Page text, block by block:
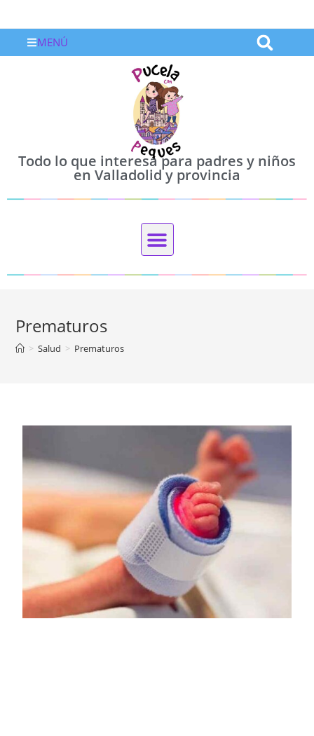
MENÚ
Todo lo que interesa para padres y niños
en Valladolid y provincia
Prematuros
> Salud > Prematuros